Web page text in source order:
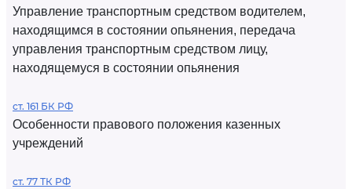
Управление транспортным средством водителем,
находящимся в состоянии опьянения, передача
управления транспортным средством лицу,
находящемуся в состоянии опьянения
ст. 161 БК РФ
Особенности правового положения казенных
учреждений
ст. 77 ТК РФ